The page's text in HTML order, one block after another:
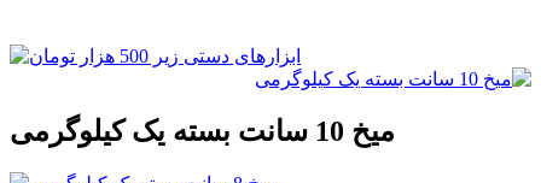
میخ 10 سانت بسته یک کیلوگرمی